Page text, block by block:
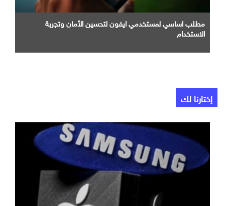
مطلب اساسي لمستخدمي ايفون لتحسين الأمان وتجربة
الاستخدام
إختارنا لك